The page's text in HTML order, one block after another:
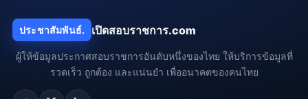
ประชาสัมพันธ์. เปิดสอบราชการ.com
ผู้ให้ข้อมูลประกาศสอบราชการอันดับหนึ่งของไทย ให้บริการข้อมูลที่
รวดเร็ว ถูกต้อง และแน่นยำ เพื่ออนาคตของคนไทย